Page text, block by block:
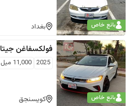
بائع خاص بغداد
بائع خاص
فولكسفاغن جيتا
2025
11,000 ميل
كويسنجق